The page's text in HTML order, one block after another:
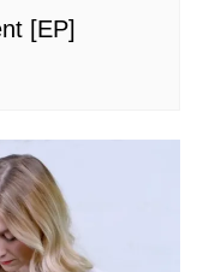
[EP]